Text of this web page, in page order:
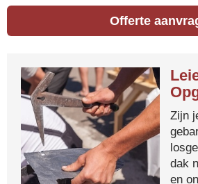
Offerte
Zijn
dak
en